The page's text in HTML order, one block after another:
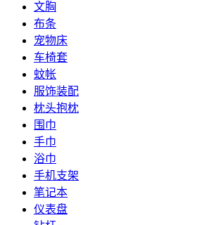
文胸
布条
宠物床
车椅套
蚊帐
服饰装配
枕头抱枕
围巾
手巾
浴巾
手机支架
笔记本
仪表盘